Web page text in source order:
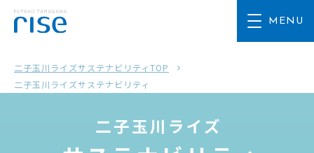
二子玉川ライズサステナビリティTOP
二子玉川ライズサステナビリティ